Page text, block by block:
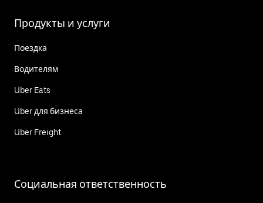
Продукты и услуги
Поездка
Водителям
Uber Eats
Uber для бизнеса
Uber Freight
Социальная ответственность